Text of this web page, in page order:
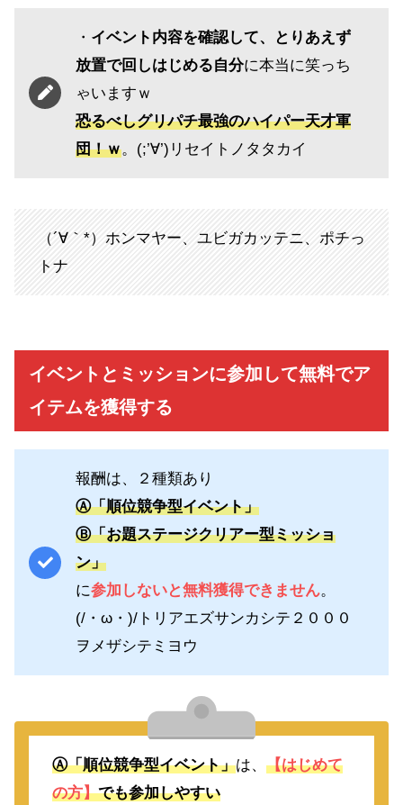
・ イベント内容を確認して、とりあえず
放置で回しはじめる自分に本当に笑っち
ゃいますｗ
恐るべしグリパチ最強のハイパー天才軍
団！ｗ。(;’∀’)リセイトノタタカイ
（´∀｀*）ホンマヤー、ユビガカッテニ、ポチっ
トナ
イベントとミッションに参加して無料でア
イテムを獲得する
報酬は、２種類あり
Ⓐ「順位競争型イベント」
Ⓑ「お題ステージクリアー型ミッショ
ン」
に参加しないと無料獲得できません。
(/・ω・)/トリアエズサンカシテ２０００
ヲメザシテミヨウ
Ⓐ「順位競争型イベント」は、 【はじめて
の方】でも参加しやすい